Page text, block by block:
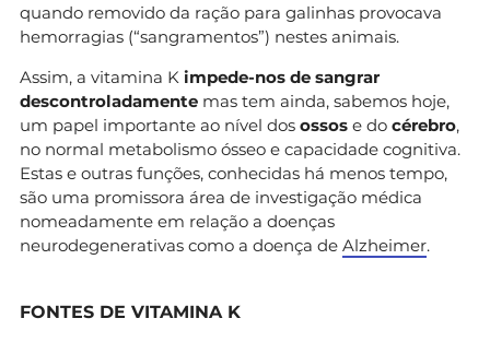
quando removido da ração para galinhas provocava
hemorragias (“sangramentos”) nestes animais.
Assim, a vitamina K impede-nos de sangrar
descontroladamente mas tem ainda, sabemos hoje,
um papel importante ao nível dos ossos e do cérebro,
no normal metabolismo ósseo e capacidade cognitiva.
Estas e outras funções, conhecidas há menos tempo,
são uma promissora área de investigação médica
nomeadamente em relação a doenças
neurodegenerativas como a doença de Alzheimer.
FONTES DE VITAMINA K